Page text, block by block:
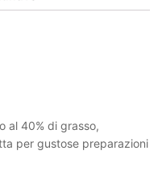
al 40% di grasso,
per gustose preparazioni